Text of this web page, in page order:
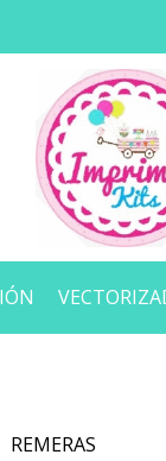
REMERAS